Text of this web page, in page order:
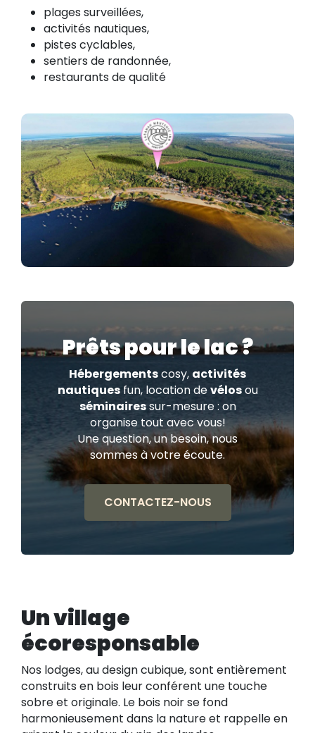
plages surveillées,
activités nautiques,
pistes cyclables,
sentiers de randonnée,
restaurants de qualité
Prêts pour le lac ?
Hébergementscosy, activités
nautiquesfun, location devélosou
séminairessur-mesure : on
organise tout avec vous!
Une question, un besoin, nous
sommes à votre écoute.
CONTACTEZ-NOUS
Un village
écoresponsable
Nos lodges, au design cubique, sont entièrement
construits en bois leur conférent une touche
sobre et originale. Le bois noir se fond
harmonieusement dans la nature et rappelle en